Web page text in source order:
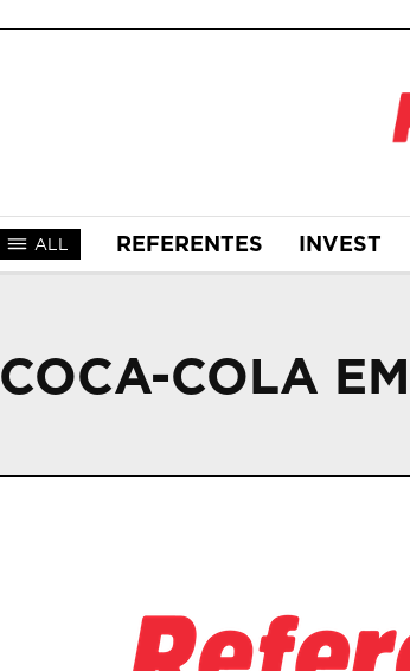
ALL REFERENTES INVEST
COCA-COLA